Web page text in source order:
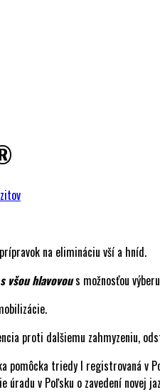
na elimináciu vší a hníd.
všou hlavovous možnosťou
proti dalšiemu zahmyzeniu,
pomôcka triedy I registrovaná v
úradu v Poľsku o zavedení novej